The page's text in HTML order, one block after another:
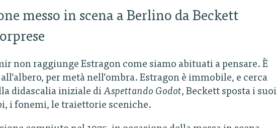
messo in scena a Berlino da Beckett
non raggiunge Estragon come siamo abituati a pensare. È
per metà nell’ombra. Estragon è immobile, e cerca
didascalia iniziale di Aspettando Godot, Beckett sposta i suoi
i fonemi, le traiettorie sceniche.